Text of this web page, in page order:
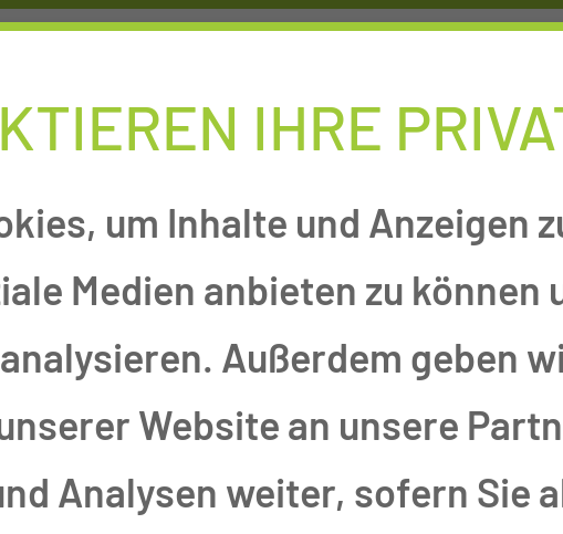
ONLINEAUFNAHMEIHRE
um Inhalte und Anzeigen
Medien anbieten zu können
Außerdem geben
Website an unsere
Analysen weiter, sofern Sie